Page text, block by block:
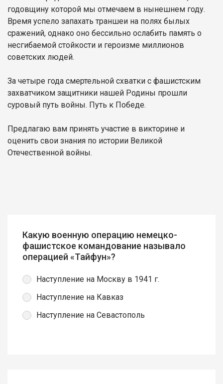
годовщину которой мы отмечаем в нынешнем году.
Время успело запахать траншеи на полях былых
сражений, однако оно бессильно ослабить память о
несгибаемой стойкости и героизме миллионов
советских людей.
За четыре года смертельной схватки с фашистским
захватчиком защитники нашей Родины прошли
суровый путь войны. Путь к Победе.
Предлагаю вам принять участие в викторине и
оценить свои знания по истории Великой
Отечественной войны.
Какую военную операцию немецко-
фашистское командование называло
операцией «Тайфун»?
Наступление на Москву в 1941 г.
Наступление на Кавказ
Наступление на Севастополь